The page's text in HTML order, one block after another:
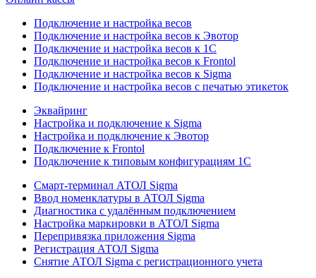
Подключение и настройка весов
Подключение и настройка весов к Эвотор
Подключение и настройка весов к 1С
Подключение и настройка весов к Frontol
Подключение и настройка весов к Sigma
Подключение и настройка весов с печатью этикеток
Эквайринг
Настройка и подключение к Sigma
Настройка и подключение к Эвотор
Подключение к Frontol
Подключение к типовым конфигурациям 1С
Смарт-терминал АТОЛ Sigma
Ввод номенклатуры в АТОЛ Sigma
Диагностика с удалённым подключением
Настройка маркировки в АТОЛ Sigma
Перепривязка приложения Sigma
Регистрация АТОЛ Sigma
Снятие АТОЛ Sigma с регистрационного учета